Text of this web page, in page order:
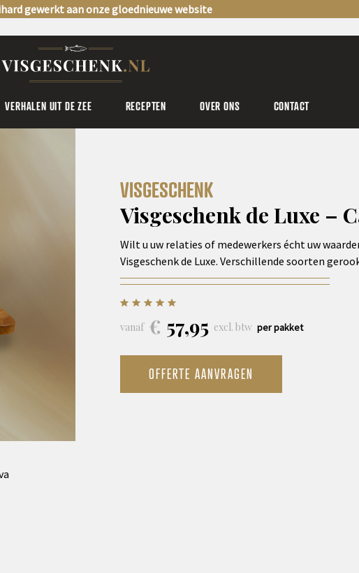
gewerkt aan onze gloednieuwe website
VERHALEN UIT DE ZEE RECEPTEN OVER ONS CONTACT
VISGESCHENK
Visgeschenk de Luxe –
Wilt u uw relaties of medewerkers écht uw
Visgeschenk de Luxe. Verschillende soorten
vanaf € 57,95 excl. btw per pakket
OFFERTE AANVRAGEN